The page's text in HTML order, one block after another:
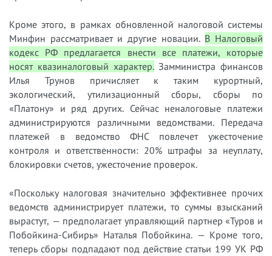
Кроме этого, в рамках обновленной налоговой системы
Минфин рассматривает и другие новации. В Налоговый
кодекс РФ предлагается внести все платежи, которые
носят квазиналоговый характер.Замминистра финансов
Илья Трунов причисляет к таким курортный,
экологический, утилизационный сборы, сборы по
«Платону» и ряд других. Сейчас неналоговые платежи
администрируются различными ведомствами. Передача
платежей в ведомство ФНС повлечет ужесточение
контроля и ответственности: 20% штрафы за неуплату,
блокировки счетов, ужесточение проверок.
«Поскольку налоговая значительно эффективнее прочих
ведомств администрирует платежи, то суммы взысканий
вырастут, — предполагает управляющий партнер «Туров и
Побойкина-Сибирь» Наталья Побойкина. — Кроме того,
теперь сборы подпадают под действие статьи 199 УК РФ